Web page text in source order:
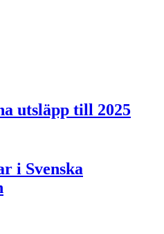
utsläpp till 2025
i Svenska